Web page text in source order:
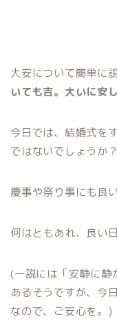
大安について簡単に
いても吉。大いに安し
今日では、結婚式を
ではないでしょうか？
慶事や祭り事にも良
何はともあれ、良い
(一説には「安静に静
あるそうですが、今
なので、ご安心を。)